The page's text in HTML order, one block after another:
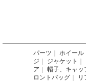
パーツ ホイール
ジ
ジャケット
ア
帽子、キャッ
ロントバッグ
リ